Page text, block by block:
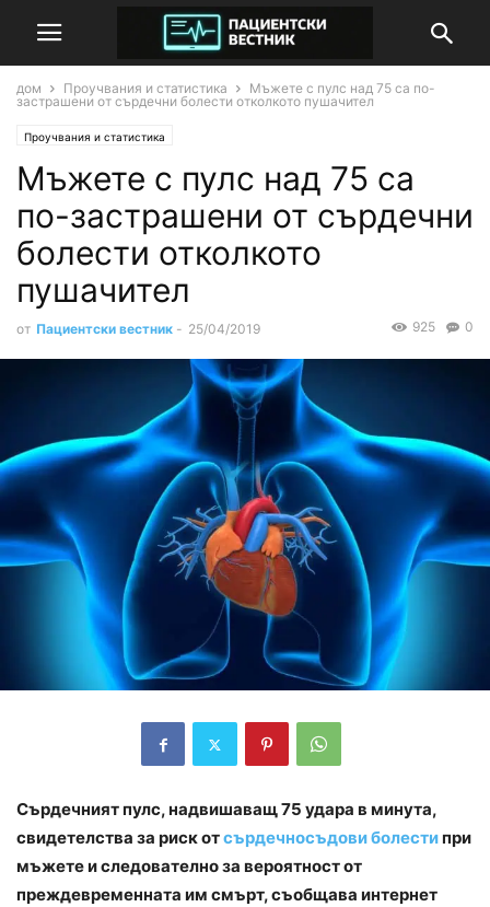
дом Проучвания и статистика
Мъжете с пулс над 75 са по-
застрашени от сърдечни болести отколкото пушачител
Проучвания и статистика
Мъжете с пулс над 75 са
по-застрашени от сърдечни
болести отколкото
пушачител
от Пациентски вестник - 25/04/2019 0
925
Сърдечният пулс, надвишаващ 75 удара в минута,
свидетелства за риск отсърдечносъдови болестипри
мъжете и следователно за вероятност от
преждевременната им смърт, съобщава интернет